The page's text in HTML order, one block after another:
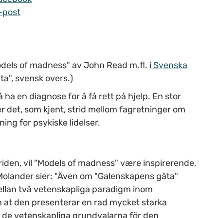
of madness" av John Read m.fl. i Svenska
svensk overs.)
en diagnose for å få rett på hjelp. En stor
det, som kjent, strid mellom fagretninger om
for psykiske lidelser.
vil "Models of madness" være inspirerende,
sier: "Även om "Galenskapens gåta"
två vetenskapliga paradigm inom
den presenterar en rad mycket starka
vetenskapliga grundvalarna för den